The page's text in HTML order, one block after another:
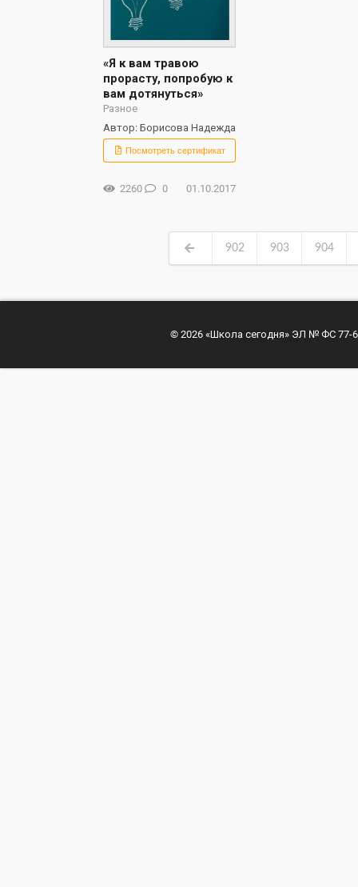
«Я к вам травою
прорасту, попробую к
вам дотянуться»
Разное
Автор: Борисова Надежда
Посмотреть сертификат
01.10.2017
2260 0
902 903 904
© 2026 «Школа сегодня» ЭЛ № ФС 77-